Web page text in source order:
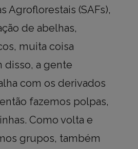
Agroflorestais (SAFs),
de abelhas,
muita coisa
disso, a gente
com os derivados
fazemos polpas,
Como volta e
grupos, também